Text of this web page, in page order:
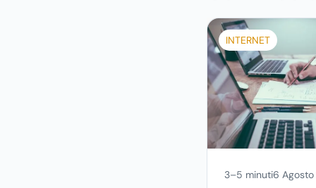
INTERNET
3–5 minuti6